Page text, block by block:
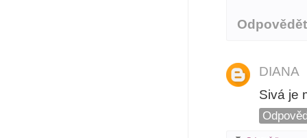
Odpovědět
DIANA
Sivá je